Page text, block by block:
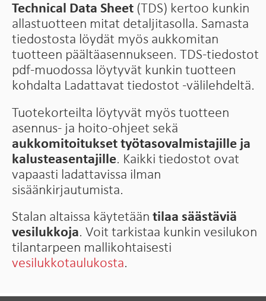
Technical Data Sheet (TDS) kertoo kunkin
allastuotteen mitat detaljitasolla. Samasta
tiedostosta löydät myös aukkomitan
tuotteen päältäasennukseen. TDS-tiedostot
pdf-muodossa löytyvät kunkin tuotteen
kohdalta Ladattavat tiedostot -välilehdeltä.
Tuotekorteilta löytyvät myös tuotteen
asennus- ja hoito-ohjeet sekä
aukkomitoitukset työtasovalmistajille ja
kalusteasentajille . Kaikki tiedostot ovat
vapaasti ladattavissa ilman
sisäänkirjautumista.
Stalan altaissa käytetääntilaa säästäviä
vesilukkoja . Voit tarkistaa kunkin vesilukon
tilantarpeen mallikohtaisesti
vesilukkotaulukosta